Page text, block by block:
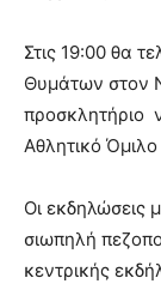
Στις 19:00 θα
Θυμάτων στον
προσκλητήριο
Αθλητικό
Οι εκδηλώσεις
σιωπηλή
κεντρικής